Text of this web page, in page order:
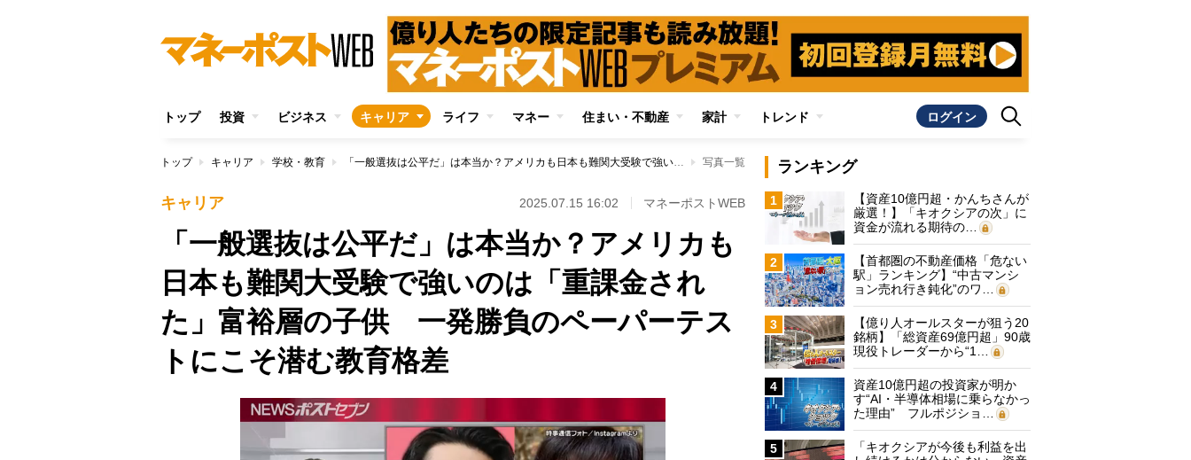
トップ 投資 ビジネス キャリア ライフ マネー 住まい・不動産 家計 トレンド ログイン
トップ キャリア 学校・教育 「一般選抜は公平だ」は本当か？アメリカも日本も難関大受験で強いのは「重課金された」富裕層の子供 一発勝負のペーパーテストにこそ潜む教育格差 写真一覧
キャリア 2025.07.15 16:02 マネーポストWEB
「一般選抜は公平だ」は本当か？アメリカも
日本も難関大受験で強いのは「重課金され
た」富裕層の子供 一発勝負のペーパーテス
トにこそ潜む教育格差
ランキング
1
【資産10億円超・かんちさんが
厳選！】「キオクシアの次」に
資金が流れる期待の…
2
【首都圏の不動産価格「危ない
駅」ランキング】“中古マンシ
ョン売れ行き鈍化”のワ…
3
【億り人オールスターが狙う20
銘柄】「総資産69億円超」90歳
現役トレーダーから“1…
4
資産10億円超の投資家が明か
す“AI・半導体相場に乗らなかっ
た理由” フルポジショ…
5
「キオクシアが今後も利益を出